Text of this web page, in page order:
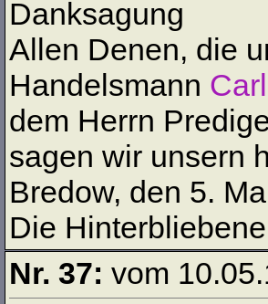
Danksagung
Allen Denen, die
Handelsmann
dem Herrn
sagen wir unsern
Bredow, den 5.
Die
Nr. 37: vom